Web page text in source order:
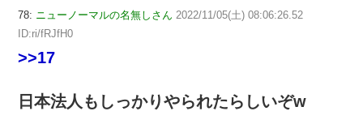
78: ニューノーマルの名無しさん 2022/11/05(土) 08:06:26.52
ID:ri/fRJfH0
>>17
日本法人もしっかりやられたらしいぞw